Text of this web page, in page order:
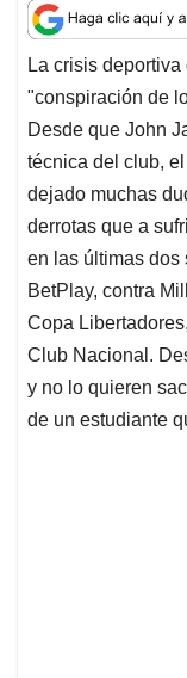
a
t
s
A
p
p
c
e
b
o
o
k
n
k
e
d
I
n
La crisis
"conspiración de
Desde que John
técnica del club,
dejado muchas
derrotas que a
en las últimas dos
BetPlay, contra
Copa
Club Nacional.
y no lo quieren
de un estudiante